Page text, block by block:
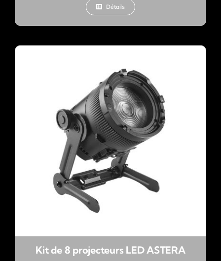
Détails
Kit de 8 projecteurs LED ASTERA